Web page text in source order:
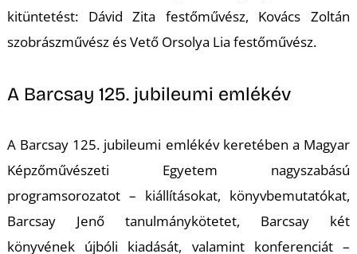
kitüntetést: Dávid Zita festőművész, Kovács Zoltán
szobrászművész és Vető Orsolya Lia festőművész.
A Barcsay 125. jubileumi emlékév
A Barcsay 125. jubileumi emlékév keretében a Magyar
Képzőművészeti Egyetem nagyszabású
programsorozatot – kiállításokat, könyvbemutatókat,
Barcsay Jenő tanulmánykötetet, Barcsay két
könyvének újbóli kiadását, valamint konferenciát –